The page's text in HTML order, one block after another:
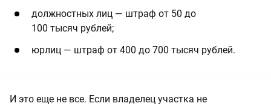
должностных лиц — штраф от 50 до
100 тысяч рублей;
юрлиц — штраф от 400 до 700 тысяч рублей.
И это еще не все. Если владелец участка не